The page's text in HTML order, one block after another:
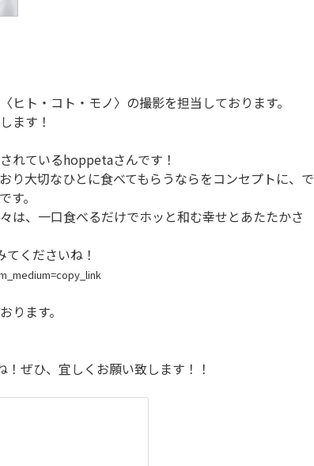
ト・コト・モノ〉の撮影を担当しております。
ます！
れているhoppetaさんです！
大切なひとに食べてもらうならをコンセプトに、で
。
は、一口食べるだけでホッと和む幸せとあたたかさ
くださいね！
ります。
ぜひ、宜しくお願い致します！！